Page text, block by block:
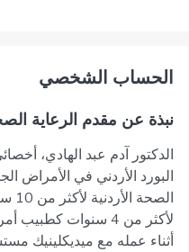
اﻟﺤﺴﺎﺏ اﻟﺸﺨﺼﻲ
نبذة عن مقدم الرعاية
الدكتور آدم عبد الهادي،
البورد الأردني في الأمراض
لأكثر من 4 سنوات
أثناء عمله مع ميديكلينيك